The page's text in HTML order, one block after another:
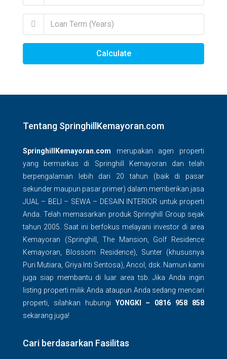
Calculate
Tentang SpringhillKemayoran.com
SpringhillKemayoran.com merupakan agen properti
yang bermarkas di Springhill Kemayoran dan telah
berpengalaman lebih dari 20 tahun (baik di pasar
sekunder maupun pasar primer) dalam memberikan jasa
JUAL – BELI – SEWA – DESAIN INTERIOR untuk properti
Anda. Telah memasarkan produk Springhill Group sejak
tahun 2005. Saat ini berfokus melayani investor di area
Kemayoran (Springhill, The Mansion, Golf Residence
Kemayoran, Blossom Residence), Sunter (khususnya
Puri Mutiara, Griya Inti Sentosa), Ancol, dsk. Namun kami
juga siap membantu di luar area tsb. Jika Anda ingin
listing properti milik Anda ataupun Anda sedang mencari
properti, silahkan hubungi YONGKI – 0816 958 858
sekarang juga!
Cari berdasarkan Fasilitas